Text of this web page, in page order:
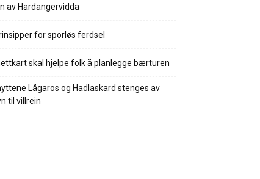
av Hardangervidda
for sporløs ferdsel
skal hjelpe folk å planlegge bærturen
Lågaros og Hadlaskard stenges av
til villrein